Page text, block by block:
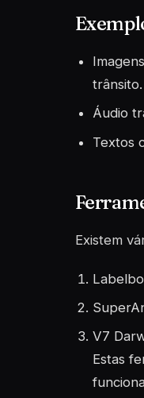
trânsito.
Áudio
Textos
Existem
V7
Estas